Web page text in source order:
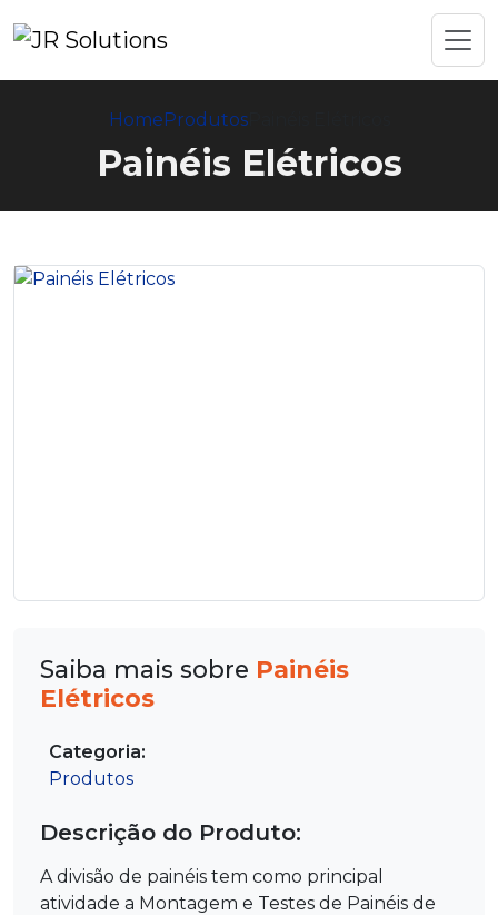
HomeProdutosPainéis Elétricos
Painéis Elétricos
Saiba mais sobre Painéis
Elétricos
Categoria:
Produtos
Descrição do Produto:
A divisão de painéis tem como principal
atividade a Montagem e Testes de Painéis de